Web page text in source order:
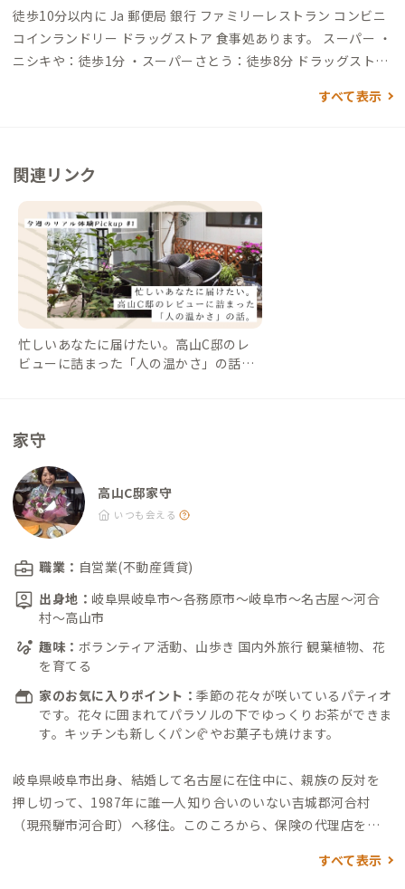
名古屋・大阪・富山）発→高山（濃飛BS）着 →（まちなみバ
ス15分）→高山警察署南バス停下車→バス停前→到着 →（の
らマイカーバス8分）→高山警察署南バス停下車→バス停前→到
→（東海北陸道1時間半）→高山西IC下車→（一般道15分）→
徒歩10分以内に Ja 郵便局 銀行 ファミリーレストラン コンビニ
コインランドリー ドラッグストア 食事処あります。 スーパー ・
ニシキや：徒歩1分 ・スーパーさとう：徒歩8分 ドラッグストア
堂：右となり ・Oncepop（ラーメン）：左となり ・陣屋だんご
い：徒歩7分 ・あけぼのや（和菓子）：徒歩18分 買い物 ・大の
テルプラザ：徒歩15分 ・ひだまりの湯：車で5分 ・ゆうとぴあ
稲荷湯：車で5分 ショッピングセンター ・ルビットタウン：徒
歩15分 衣服 ・しまむら：徒歩15分 コンビニ ・ファミリーマー
ト：徒歩10分 コインランドリー ・白洋舎：徒歩10分
すべて表示
関連リンク
忙しいあなたに届けたい。高山C邸のレ
ビューに詰まった「人の温かさ」の話。
家守
高山C邸家守
いつも会える
職業： 自営業(不動産賃貸)
出身地： 岐阜県岐阜市〜各務原市〜岐阜市〜名古屋〜河合
村〜高山市
趣味： ボランティア活動、山歩き 国内外旅行 観葉植物、花
を育てる
家のお気に入りポイント： 季節の花々が咲いているパティオ
です。花々に囲まれてパラソルの下でゆっくりお茶ができま
す。キッチンも新しくパン🥐やお菓子も焼けます。
岐阜県岐阜市出身、結婚して名古屋に在住中に、親族の反対を
押し切って、1987年に誰一人知り合いのいない吉城郡河合村
（現飛騨市河合町）へ移住。 このころから、保険の代理店を始
地域の人々の温かい励ましもあり、3人の子ど
すべて表示